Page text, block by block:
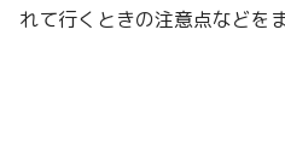
れて行くときの注意点などを